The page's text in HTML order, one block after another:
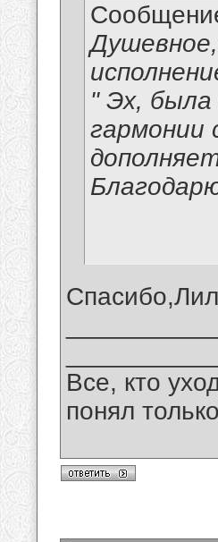
" Эх, была
гармонии
Все, кто
понял